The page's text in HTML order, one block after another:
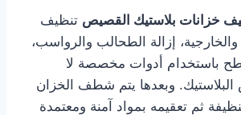
خزانات بلاستيك القصيص تنظيف
والخارجية، إزالة الطحالب والرواسب،
باستخدام أدوات مخصصة لا
وبعدها يتم شطف الخزان
ثم تعقيمه بمواد آمنة ومعتمدة